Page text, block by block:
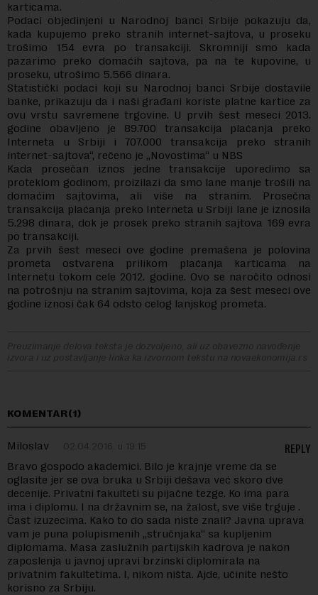
karticama.
Podaci objedinjeni u Narodnoj banci Srbije pokazuju da,
kada kupujemo preko stranih internet-sajtova, u proseku
trošimo 154 evra po transakciji. Skromniji smo kada
pazarimo preko domaćih sajtova, pa na te kupovine, u
proseku, utrošimo 5.566 dinara.
Statistički podaci koji su Narodnoj banci Srbije dostavile
banke, prikazuju da i naši građani koriste platne kartice za
ovu vrstu savremene trgovine. U prvih šest meseci 2013.
godine obavljeno je 89.700 transakcija plaćanja preko
Interneta u Srbiji i 707.000 transakcija preko stranih
internet-sajtova“, rečeno je „Novostima“ u NBS
Kada prosečan iznos jedne transakcije uporedimo sa
proteklom godinom, proizilazi da smo lane manje trošili na
domaćim sajtovima, ali više na stranim. Prosečna
transakcija plaćanja preko Interneta u Srbiji lane je iznosila
5.298 dinara, dok je prosek preko stranih sajtova 169 evra
po transakciji.
Za prvih šest meseci ove godine premašena je polovina
prometa ostvarena prilikom plaćanja karticama na
Internetu tokom cele 2012. godine. Ovo se naročito odnosi
na potrošnju na stranim sajtovima, koja za šest meseci ove
godine iznosi čak 64 odsto celog lanjskog prometa.
Preuzimanje delova teksta je dozvoljeno, ali uz obavezno navođenje
izvora i uz postavljanje linka ka izvornom tekstu na novaekonomija.rs
KOMENTAR(1)
Miloslav 02.04.2016. u 19:15
Bravo gospodo akademici. Bilo je krajnje vreme da se
oglasite jer se ova bruka u Srbiji dešava već skoro dve
decenije. Privatni fakulteti su pijačne tezge. Ko ima para
ima i diplomu. I na državnim se, na žalost, sve više trguje .
Čast izuzecima. Kako to do sada niste znali? Javna uprava
vam je puna polupismenih „stručnjaka“ sa kupljenim
diplomama. Masa zaslužnih partijskih kadrova je nakon
zaposlenja u javnoj upravi brzinski diplomirala na
privatnim fakultetima. I, nikom ništa. Ajde, učinite nešto
korisno za Srbiju.
REPLY